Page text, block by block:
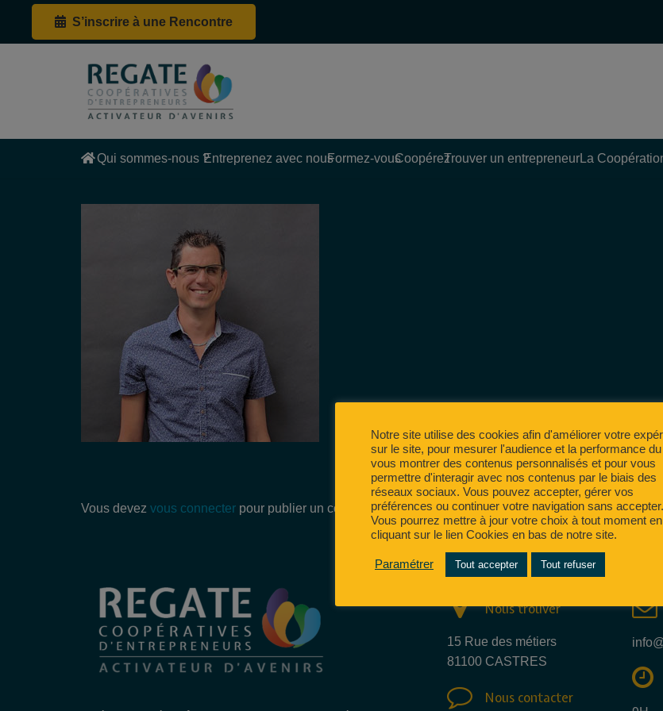
S’inscrire à une Rencontre
Qui sommes-nous ?Entreprenez avec nousFormez-vousCoopérezTrouver un entrepreneurLa
Vous devez vous connecter pour publier un commentaire.
Nous trouver
15 Rue des métiers
81100 CASTRES
Nous contacter
Notre site utilise des cookies afin d'améliorer votre
sur le site, pour mesurer l'audience et la performance
vous montrer des contenus personnalisés et pour vous
permettre d'interagir avec nos contenus par le biais des
réseaux sociaux. Vous pouvez accepter, gérer vos
préférences ou continuer votre navigation sans accepter.
Vous pourrez mettre à jour votre choix à tout moment en
cliquant sur le lien Cookies en bas de notre site.
Paramétrer Tout accepter Tout refuser